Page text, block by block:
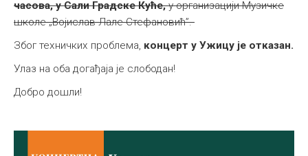
часова, у Сали Градске Куће,у организацији Музичке
школе „Војислав-Лале Стефановић”.
Због техничких проблема, концерт у Ужицу је отказан.
Улаз на оба догађаја је слободан!
Добро дошли!